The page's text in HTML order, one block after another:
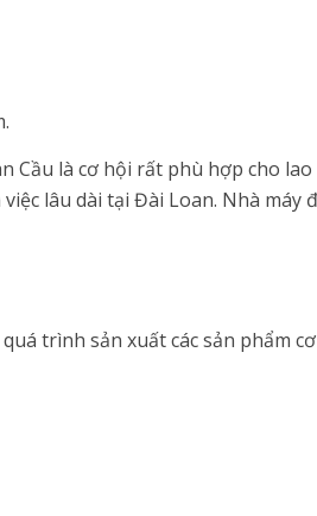
Cầu là cơ hội rất phù hợp cho
lâu dài tại Đài Loan. Nhà máy
trình sản xuất các sản phẩm